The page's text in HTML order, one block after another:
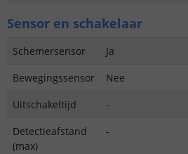
Sensor en schakelaar
Schemersensor
Ja
Bewegingssensor
Nee
Uitschakeltijd
-
Detectieafstand
(max)
-